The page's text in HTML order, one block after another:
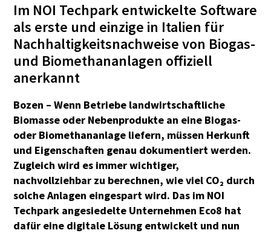
Im NOI Techpark entwickelte Software
als erste und einzige in Italien für
Nachhaltigkeitsnachweise von Biogas-
und Biomethananlagen offiziell
anerkannt
Bozen – Wenn Betriebe landwirtschaftliche
Biomasse oder Nebenprodukte an eine Biogas-
oder Biomethananlage liefern, müssen Herkunft
und Eigenschaften genau dokumentiert werden.
Zugleich wird es immer wichtiger,
nachvollziehbar zu berechnen, wie viel CO₂ durch
solche Anlagen eingespart wird. Das im NOI
Techpark angesiedelte Unternehmen Eco8 hat
dafür eine digitale Lösung entwickelt und nun